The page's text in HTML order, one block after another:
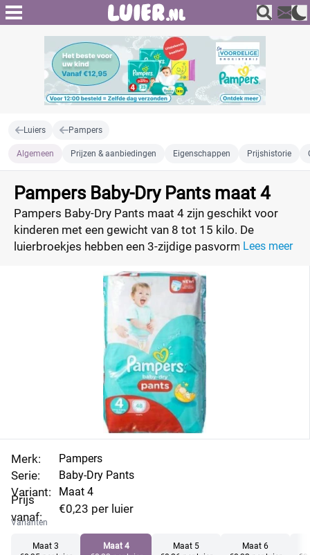
Luiers Pampers
Algemeen Prijzen & aanbiedingen Eigenschappen Prijshistorie
Pampers Baby-Dry Pants maat 4
Pampers Baby-Dry Pants maat 4 zijn geschikt voor
kinderen met een gewicht van 8 tot 15 kilo. De
luierbroekjes hebben een 3-zijdige pasvorm, waardoor
van je kindje. Door de elastische zijkanten kan je
kindje vrijer bewegen. Bovendien voelen de luiers
ultrazacht aan en dat zorgt voor extra comfort.
Vergelijk de prijzen en luier aanbiedingen van
Pampers Baby-Dry Pants maat 4 bij alle winkels en
profiteer direct van flinke korting.
Lees meer
Merk:
Serie:
Variant:
Prijs
vanaf:
Pampers
Baby-Dry Pants
Maat 4
€0,23 per luier
Varianten
Maat 3
Maat 4
Maat 5
Maat 6